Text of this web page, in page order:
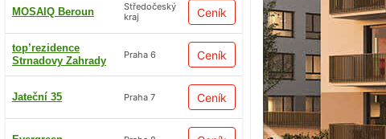
MOSAIQ Beroun
Středočeský
kraj
Ceník
top’rezidence
Strnadovy Zahrady
Praha 6 Ceník
Jateční 35 Praha 7 Ceník